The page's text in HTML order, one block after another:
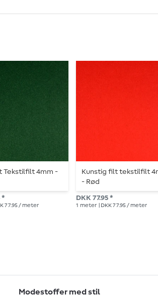
Tekstilfilt 4mm -
*
77.95 / meter
Kunstig filt tekstilfilt
- Rød
DKK 77.95 *
1 meter | DKK 77.95 / meter
Modestoffer med stil